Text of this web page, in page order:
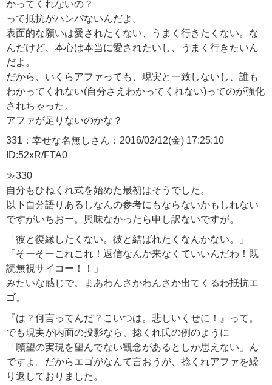
かってくれないの？
って抵抗がハンパないんだよ。
表面的な願いは愛されたくない、うまく行きたくない。な
んだけど、本心は本当に愛されたいし、うまく行きたいん
だよ。
だから、いくらアファっても、現実と一致しないし、誰も
わかってくれない(自分さえわかってくれない)ってのが強化
されちゃった。
アファが足りないのかな？
331：幸せな名無しさん：2016/02/12(金) 17:25:10
ID:52xR/FTA0
≫330
自分もひねくれ式を始めた最初はそうでした。
以下自分語りあるしなんの参考にもならないかもしれない
ですがいちおー。興味なかったら申し訳ないですが。
「彼と復縁したくない。彼と結ばれたくなんかない。」
「そーそーこれこれ！返信なんか来なくていいんだわ！既
読無視サイコー！！」
みたいな感じで。まあわんさかわんさか出てくるわ抵抗エ
ゴ。
『は？何言ってんだ？こいつは。悲しいくせに！』って。
でも現実が内面の投影なら、捻くれ氏の例のように
「願望の実現を望んでない観念があるとしか思えない」ん
ですよ。だからエゴがなんて言おうが、捻くれアファを繰
り返しておりました。